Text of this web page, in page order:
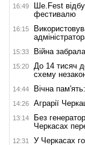
16:49
Ше.Fest
фестивалю
16:15
15:33 Війна
15:20
До 14 тисяч
схему
14:44 Вічна
14:26 Аграрії
13:14
Без
Черкасах
12:31
У Черкасах